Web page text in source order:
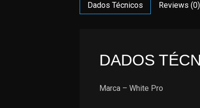
Dados Técnicos Reviews (0)
DADOS
Marca – White Pro